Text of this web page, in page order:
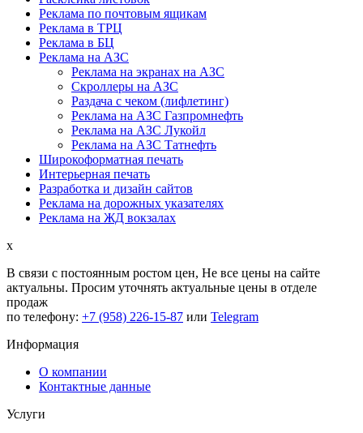
Реклама по почтовым ящикам
Реклама в ТРЦ
Реклама в БЦ
Реклама на АЗС
Реклама на экранах на АЗС
Скроллеры на АЗС
Раздача с чеком (лифлетинг)
Реклама на АЗС Газпромнефть
Реклама на АЗС Лукойл
Реклама на АЗС Татнефть
Широкоформатная печать
Интерьерная печать
Разработка и дизайн сайтов
Реклама на дорожных указателях
Реклама на ЖД вокзалах
x
В связи с постоянным ростом цен, Не все цены на сайте
актуальны. Просим уточнять актуальные цены в отделе
продаж
по телефону: +7 (958) 226-15-87 или Telegram
Информация
О компании
Контактные данные
Услуги